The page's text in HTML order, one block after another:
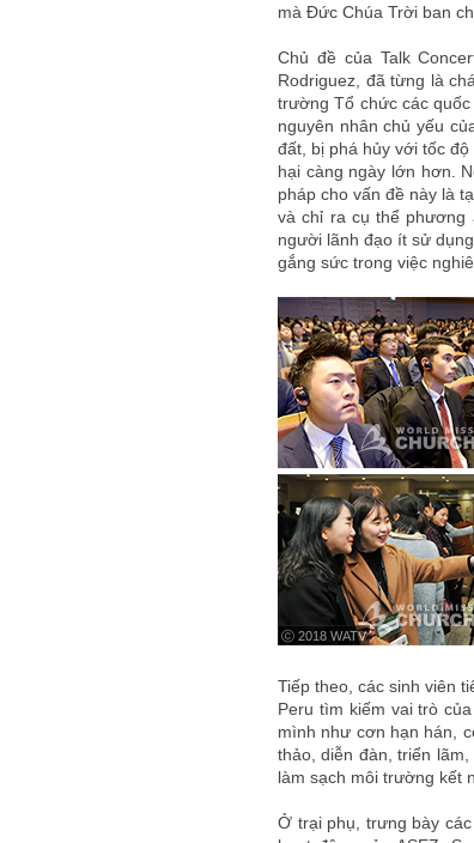
mà Đức Chúa Trời ban
Chủ đề của Talk
Rodriguez, đã từng là
trường Tổ chức các
nguyên nhân chủ yếu
đất, bị phá hủy với tốc
hại càng ngày lớn hơn.
pháp cho vấn đề này là
và chỉ ra cụ thể phương
người lãnh đạo ít sử
gắng sức trong việc
ⓒ 2018 WATV
Tiếp theo, các sinh viên
Peru tìm kiếm vai trò
mình như cơn hạn hán,
thảo, diễn đàn, triển
làm sạch môi trường kết
Ở trại phụ, trưng bày